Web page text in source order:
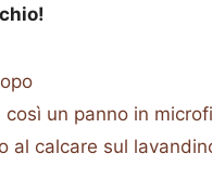
così un panno in
al calcare sul